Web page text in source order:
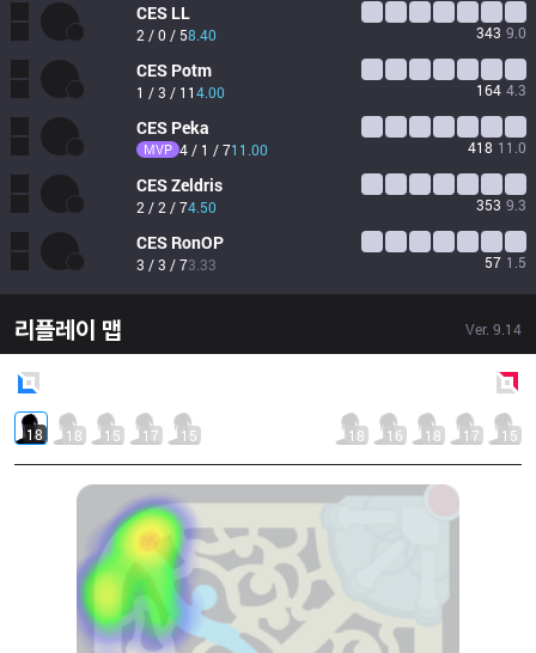
CES LL
2 / 0 / 58.40 343 9.0
CES Potm
1 / 3 / 114.00 164 4.3
CES Peka
MVP 4 / 1 / 711.00 418 11.0
CESZeldris
2 / 2 / 74.50 353 9.3
CES RonOP
3 / 3 / 73.33 57 1.5
리플레이 맵 Ver. 9.14
18 18 15 17 15 18 16 18 17 15